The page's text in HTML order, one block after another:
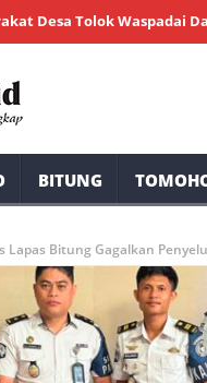
Waspadai Dampak El
BITUNG
Lapas Bitung Gagalkan